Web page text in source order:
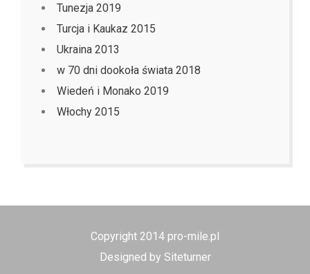
Tunezja 2019
Turcja i Kaukaz 2015
Ukraina 2013
w 70 dni dookoła świata 2018
Wiedeń i Monako 2019
Włochy 2015
Copyright 2014 pro-mile.pl
Designed by Siteturner